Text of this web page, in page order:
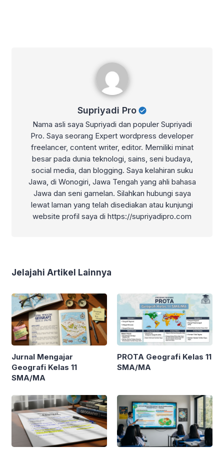
Supriyadi Pro
Nama asli saya Supriyadi dan populer Supriyadi
Pro. Saya seorang Expert wordpress developer
freelancer, content writer, editor. Memiliki minat
besar pada dunia teknologi, sains, seni budaya,
social media, dan blogging. Saya kelahiran suku
Jawa, di Wonogiri, Jawa Tengah yang ahli bahasa
Jawa dan seni gamelan. Silahkan hubungi saya
lewat laman yang telah disediakan atau kunjungi
website profil saya di https://supriyadipro.com
Jelajahi Artikel Lainnya
Jurnal Mengajar
Geografi Kelas 11
SMA/MA
PROTA Geografi Kelas 11
SMA/MA